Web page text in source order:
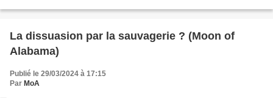
La dissuasion par la sauvagerie ? (Moon of
Alabama)
Publié le 29/03/2024 à 17:15
Par MoA